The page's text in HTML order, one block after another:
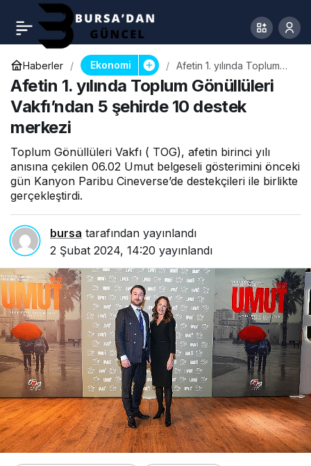
Haberler Ekonomi
Afetin 1. yılında Toplum
Gönüllüleri Vakfı’ndan 5
şehirde 10 destek
merkezi
Afetin 1. yılında Toplum Gönüllüleri
Vakfı’ndan 5 şehirde 10 destek
merkezi
Toplum Gönüllüleri Vakfı ( TOG), afetin birinci yılı
anısına çekilen 06.02 Umut belgeseli gösterimini önceki
gün Kanyon Paribu Cineverse’de destekçileri ile birlikte
gerçekleştirdi.
bursa tarafından yayınlandı
2 Şubat 2024, 14:20 yayınlandı